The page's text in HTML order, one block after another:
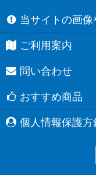
当サイトの画
ご利用案内
問い合わせ
おすすめ商品
個人情報保護方